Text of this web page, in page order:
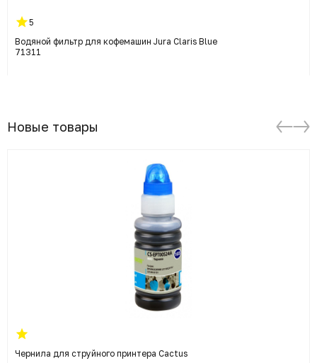
5
Водяной фильтр для кофемашин Jura Claris Blue
71311
Новые товары
Чернила для струйного принтера Cactus